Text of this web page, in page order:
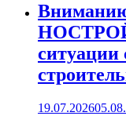
НОСТРОЙ
ситуации
19.07.2026